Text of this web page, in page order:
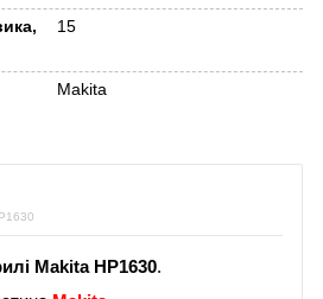
15
Makita
Makita HP1630.